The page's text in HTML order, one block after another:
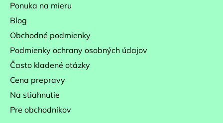
Ponuka na mieru
Blog
Obchodné podmienky
Podmienky ochrany osobných údajov
Často kladené otázky
Cena prepravy
Na stiahnutie
Pre obchodníkov